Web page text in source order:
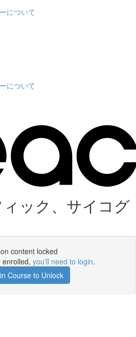
について
について
ック、サイコグ
content locked
enrolled, you'll need to login.
Course to Unlock